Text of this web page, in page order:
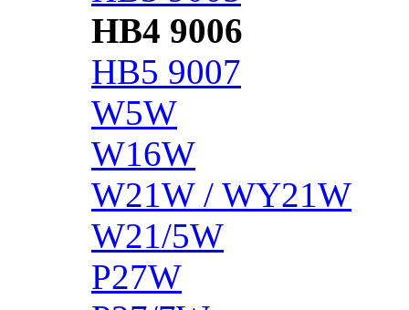
HB4 9006
HB5 9007
W5W
W16W
W21W / WY21W
W21/5W
P27W